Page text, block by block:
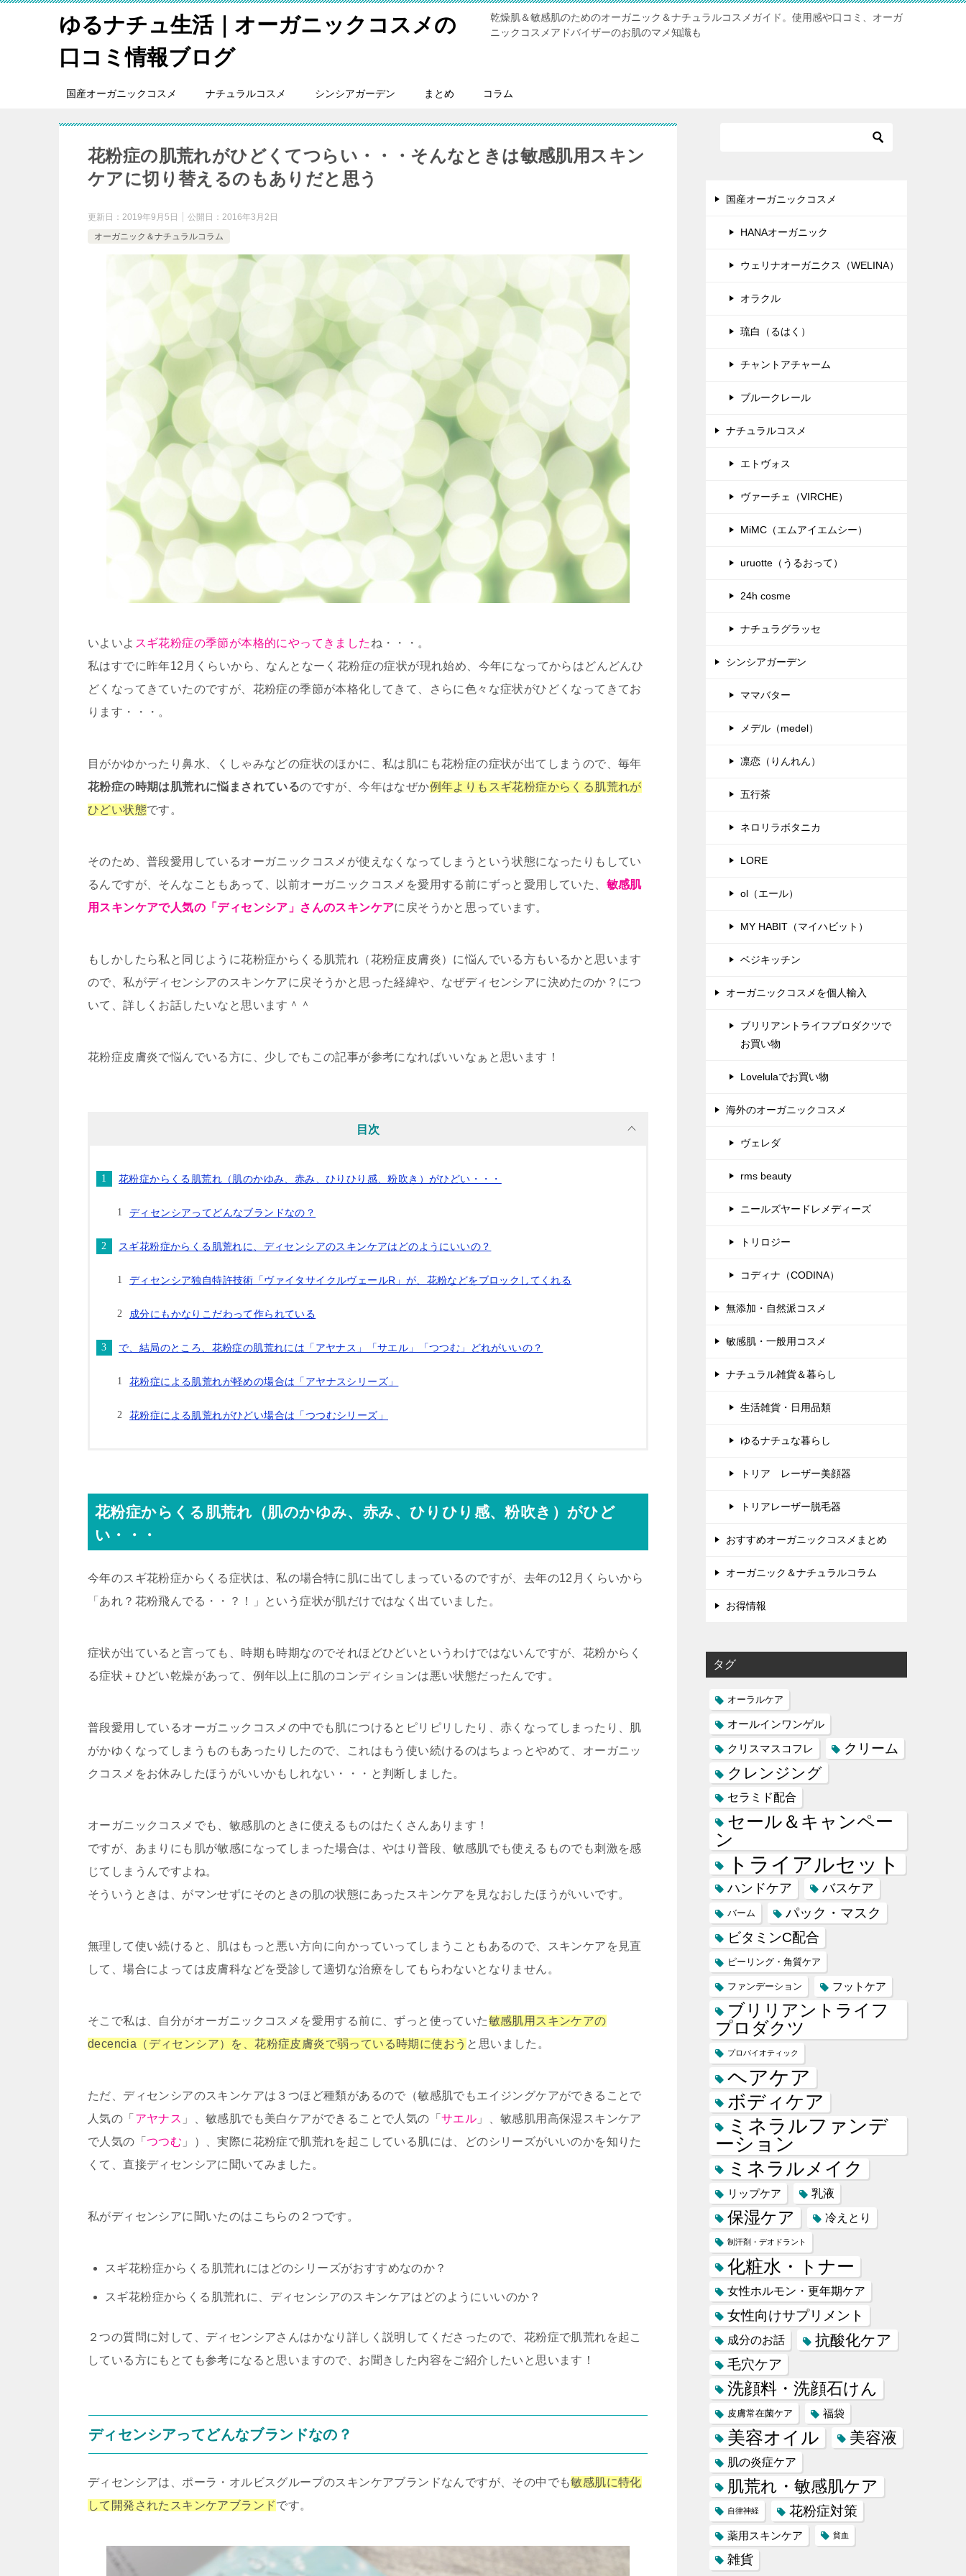
ゆるナチュ生活｜オーガニックコスメの
口コミ情報ブログ
乾燥肌＆敏感肌のためのオーガニック＆ナチュラルコスメガイド。使用感や口コミ、オーガ
ニックコスメアドバイザーのお肌のマメ知識も
国産オーガニックコスメ ナチュラルコスメ シンシアガーデン まとめ コラム
花粉症の肌荒れがひどくてつらい・・・そんなときは敏感肌用スキン
ケアに切り替えるのもありだと思う
更新日： 2019年9月5日 公開日： 2016年3月2日
オーガニック＆ナチュラルコラム
いよいよ スギ花粉症の季節が本格的にやってきました ね・・・。
私はすでに昨年12月くらいから、なんとなーく花粉症の症状が現れ始め、今年になってからはどんどんひ
どくなってきていたのですが、花粉症の季節が本格化してきて、さらに色々な症状がひどくなってきてお
ります・・・。
目がかゆかったり鼻水、くしゃみなどの症状のほかに、私は肌にも花粉症の症状が出てしまうので、毎年
花粉症の時期は肌荒れに悩まされているのですが、今年はなぜか例年よりもスギ花粉症からくる肌荒れが
ひどい状態です。
そのため、普段愛用しているオーガニックコスメが使えなくなってしまうという状態になったりもしてい
るんですが、そんなこともあって、以前オーガニックコスメを愛用する前にずっと愛用していた、 敏感肌
用スキンケアで人気の「ディセンシア」さんのスキンケアに戻そうかと思っています。
もしかしたら私と同じように花粉症からくる肌荒れ（花粉症皮膚炎）に悩んでいる方もいるかと思います
ので、私がディセンシアのスキンケアに戻そうかと思った経緯や、なぜディセンシアに決めたのか？につ
いて、詳しくお話したいなと思います＾＾
花粉症皮膚炎で悩んでいる方に、少しでもこの記事が参考になればいいなぁと思います！
目次
花粉症からくる肌荒れ（肌のかゆみ、赤み、ひりひり感、粉吹き）がひどい・・・
ディセンシアってどんなブランドなの？
スギ花粉症からくる肌荒れに、ディセンシアのスキンケアはどのようにいいの？
ディセンシア独自特許技術「ヴァイタサイクルヴェールR」が、花粉などをブロックしてくれる
成分にもかなりこだわって作られている
で、結局のところ、花粉症の肌荒れには「アヤナス」「サエル」「つつむ」どれがいいの？
花粉症による肌荒れが軽めの場合は「アヤナスシリーズ」
花粉症による肌荒れがひどい場合は「つつむシリーズ」
花粉症からくる肌荒れ（肌のかゆみ、赤み、ひりひり感、粉吹き）がひど
い・・・
今年のスギ花粉症からくる症状は、私の場合特に肌に出てしまっているのですが、去年の12月くらいから
「あれ？花粉飛んでる・・？！」という症状が肌だけではなく出ていました。
症状が出ていると言っても、時期も時期なのでそれほどひどいというわけではないんですが、花粉からく
る症状＋ひどい乾燥があって、例年以上に肌のコンディションは悪い状態だったんです。
普段愛用しているオーガニックコスメの中でも肌につけるとピリピリしたり、赤くなってしまったり、肌
がかゆくなってしまうものもあったりしたので、これはもう使い続けるのはちょっとやめて、オーガニッ
クコスメをお休みしたほうがいいかもしれない・・・と判断しました。
オーガニックコスメでも、敏感肌のときに使えるものはたくさんあります！
ですが、あまりにも肌が敏感になってしまった場合は、やはり普段、敏感肌でも使えるものでも刺激を感
じてしまうんですよね。
そういうときは、がマンせずにそのときの肌の状態にあったスキンケアを見なおしたほうがいいです。
無理して使い続けると、肌はもっと悪い方向に向かっていってしまうこともあるので、スキンケアを見直
して、場合によっては皮膚科などを受診して適切な治療をしてもらわないとなりません。
そこで私は、自分がオーガニックコスメを愛用する前に、ずっと使っていた敏感肌用スキンケアの
decencia（ディセンシア）を、花粉症皮膚炎で弱っている時期に使おう と思いました。
ただ、ディセンシアのスキンケアは３つほど種類があるので（敏感肌でもエイジングケアができることで
人気の「 アヤナス 」、敏感肌でも美白ケアができることで人気の「サエル 」、敏感肌用高保湿スキンケア
で人気の「 つつむ 」）、実際に花粉症で肌荒れを起こしている肌には、どのシリーズがいいのかを知りた
くて、直接ディセンシアに聞いてみました。
私がディセンシアに聞いたのはこちらの２つです。
スギ花粉症からくる肌荒れにはどのシリーズがおすすめなのか？
スギ花粉症からくる肌荒れに、ディセンシアのスキンケアはどのようにいいのか？
２つの質問に対して、ディセンシアさんはかなり詳しく説明してくださったので、花粉症で肌荒れを起こ
している方にもとても参考になると思いますので、お聞きした内容をご紹介したいと思います！
ディセンシアってどんなブランドなの？
ディセンシアは、ポーラ・オルビスグループのスキンケアブランドなんですが、その中でも敏感肌に特化
して開発されたスキンケアブランドです。
国産オーガニックコスメ
HANAオーガニック
ウェリナオーガニクス（WELINA）
オラクル
琉白（るはく）
チャントアチャーム
ブルークレール
ナチュラルコスメ
エトヴォス
ヴァーチェ（VIRCHE）
MiMC（エムアイエムシー）
uruotte（うるおって）
24h cosme
ナチュラグラッセ
シンシアガーデン
ママバター
メデル（medel）
凛恋（りんれん）
五行茶
ネロリラボタニカ
LORE
ol（エール）
MY HABIT（マイハビット）
ベジキッチン
オーガニックコスメを個人輸入
ブリリアントライフプロダクツで
お買い物
Lovelulaでお買い物
海外のオーガニックコスメ
ヴェレダ
rms beauty
ニールズヤードレメディーズ
トリロジー
コディナ（CODINA）
無添加・自然派コスメ
敏感肌・一般用コスメ
ナチュラル雑貨＆暮らし
生活雑貨・日用品類
ゆるナチュな暮らし
トリア レーザー美顔器
トリアレーザー脱毛器
おすすめオーガニックコスメまとめ
オーガニック＆ナチュラルコラム
お得情報
タグ
オーラルケア
オールインワンゲル
クリスマスコフレ
クリーム
クレンジング
セラミド配合
セール＆キャンペー
ン
トライアルセット
ハンドケア バスケア
バーム
パック・マスク
ビタミンC配合
ピーリング・角質ケア
ファンデーション フットケア
ブリリアントライフ
プロダクツ
プロバイオティック
ヘアケア
ボディケア
ミネラルファンデ
ーション
ミネラルメイク
リップケア 乳液
保湿ケア 冷えとり
制汗剤・デオドラント
化粧水・トナー
女性ホルモン・更年期ケア
女性向けサプリメント
成分のお話 抗酸化ケア
毛穴ケア
洗顔料・洗顔石けん
皮膚常在菌ケア 福袋
美容オイル 美容液
肌の炎症ケア
肌荒れ・敏感肌ケア
自律神経 花粉症対策
薬用スキンケア 貧血
雑貨